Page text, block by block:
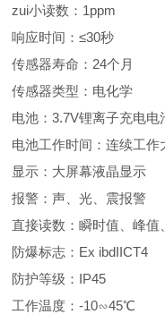
zui小读数：1ppm
响应时间：≤30秒
传感器寿命：24个月
传感器类型：电化学
电池：3.7V锂离子充电电
电池工作时间：连续工作
显示：大屏幕液晶显示
报警：声、光、震报警
直接读数：瞬时值、峰值
防爆标志：Ex ibdIICT4
防护等级：IP45
工作温度：-10∽45℃